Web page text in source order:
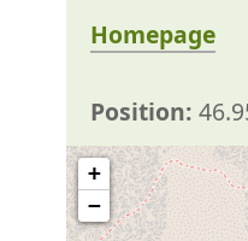
Homepage
Position:
+
−